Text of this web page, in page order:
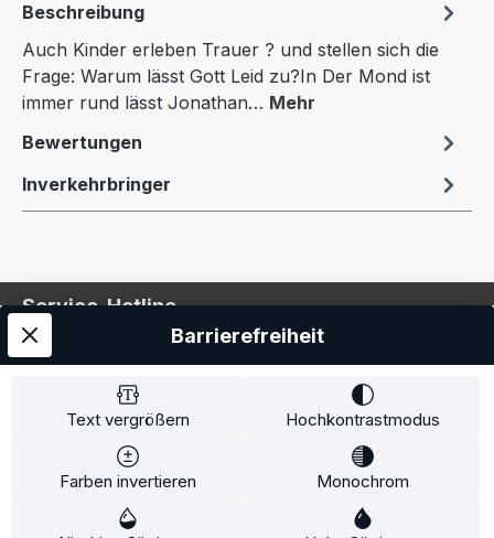
Beschreibung
Auch Kinder erleben Trauer ? und stellen sich die
Frage: Warum lässt Gott Leid zu?In Der Mond ist
immer rund lässt Jonathan… Mehr
Bewertungen
Inverkehrbringer
Service-Hotline
Service
Information
Text vergrößern Hochkontrastmodus
Farben invertieren Monochrom
Barrierefreiheit